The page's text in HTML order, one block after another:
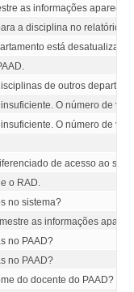
as informações
a disciplina no relatório
está desatualizada
de outros
O número de
O número de
de acesso ao
o RAD.
no sistema?
as informações
no PAAD?
no PAAD?
do docente do PAAD?